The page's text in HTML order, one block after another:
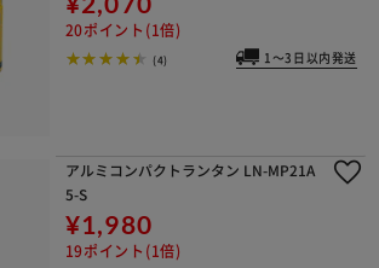
20ポイント(1倍)
(4) 1～3日以内発送
アルミコンパクトランタン LN-MP21A
5-S
¥1,980
19ポイント(1倍)